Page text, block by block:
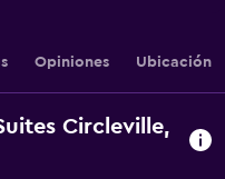
Opiniones Ubicación
Circleville,